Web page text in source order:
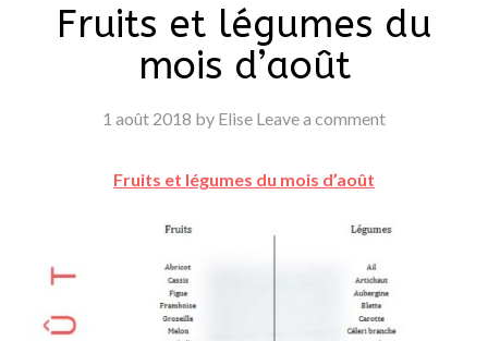
Fruits et légumes du
mois d’août
1 août 2018 by Elise Leave a comment
Fruits et légumes du mois d’août